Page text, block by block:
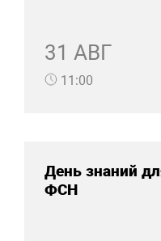
31 АВГ
11:00
День знаний
ФСН